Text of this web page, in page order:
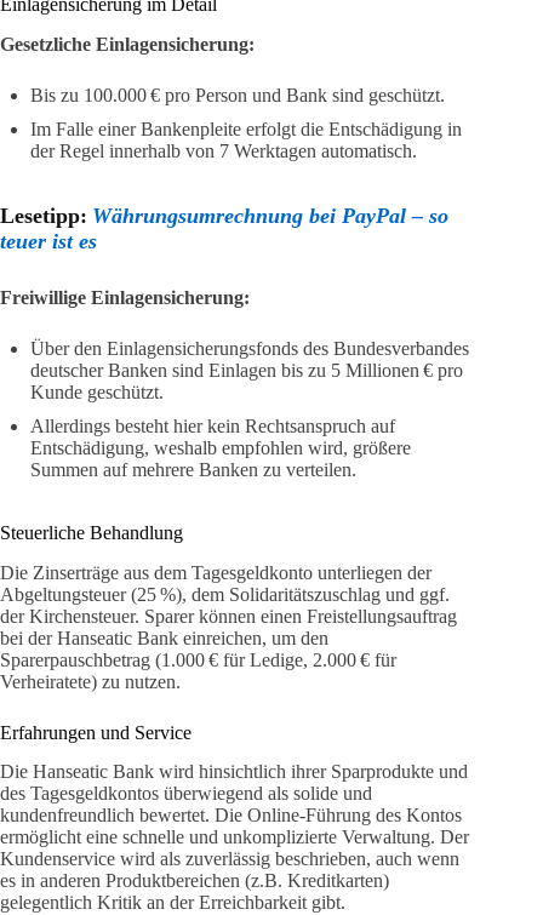
Einlagensicherung im Detail
Gesetzliche Einlagensicherung:
Bis zu 100.000 € pro Person und Bank sind geschützt.
Im Falle einer Bankenpleite erfolgt die Entschädigung in
der Regel innerhalb von 7 Werktagen automatisch.
Lesetipp: Währungsumrechnung bei PayPal – so
teuer ist es
Freiwillige Einlagensicherung:
Über den Einlagensicherungsfonds des Bundesverbandes
deutscher Banken sind Einlagen bis zu 5 Millionen € pro
Kunde geschützt.
Allerdings besteht hier kein Rechtsanspruch auf
Entschädigung, weshalb empfohlen wird, größere
Summen auf mehrere Banken zu verteilen.
Steuerliche Behandlung
Die Zinserträge aus dem Tagesgeldkonto unterliegen der
Abgeltungsteuer (25 %), dem Solidaritätszuschlag und ggf.
der Kirchensteuer. Sparer können einen Freistellungsauftrag
bei der Hanseatic Bank einreichen, um den
Sparerpauschbetrag (1.000 € für Ledige, 2.000 € für
Verheiratete) zu nutzen.
Erfahrungen und Service
Die Hanseatic Bank wird hinsichtlich ihrer Sparprodukte und
des Tagesgeldkontos überwiegend als solide und
kundenfreundlich bewertet. Die Online-Führung des Kontos
ermöglicht eine schnelle und unkomplizierte Verwaltung. Der
Kundenservice wird als zuverlässig beschrieben, auch wenn
es in anderen Produktbereichen (z.B. Kreditkarten)
gelegentlich Kritik an der Erreichbarkeit gibt.